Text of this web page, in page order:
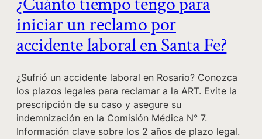
iniciar un reclamo por
accidente laboral en Santa Fe?
¿Sufrió un accidente laboral en Rosario? Conozca
los plazos legales para reclamar a la ART. Evite la
prescripción de su caso y asegure su
indemnización en la Comisión Médica N° 7.
Información clave sobre los 2 años de plazo legal.